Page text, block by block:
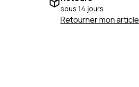
sous 14 jours
Retourner mon article